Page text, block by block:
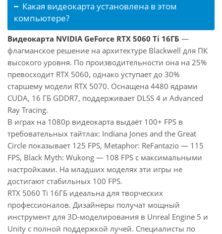
Какая видеокарта установлена в этом
компьютере?
Видеокарта NVIDIA GeForce RTX 5060 Ti 16ГБ —
флагманское решение на архитектуре Blackwell для ПК
высокого уровня. По производительности она на 25%
превосходит RTX 5060, однако уступает до 30%
старшему модели RTX 5070. Оснащена 4480 ядрами
CUDA, 16 ГБ GDDR7, поддерживает DLSS 4 и Advanced
Ray Tracing.
В играх на 1080p видеокарта выдаёт 100+ FPS в
требовательных тайтлах: Indiana Jones and the Great
Circle показывает 125 FPS, Metaphor: ReFantazio — 115
FPS, Black Myth: Wukong — 108 FPS с максимальными
настройками. На младших моделях эти игры не
достигают стабильных 100 FPS.
RTX 5060 Ti 16ГБ идеальна для творческих
профессионалов. Дизайнеры получат мощный
инструмент для 3D-моделирования в Unreal Engine 5 и
Unity с полной поддержкой лучей. Специалисты по